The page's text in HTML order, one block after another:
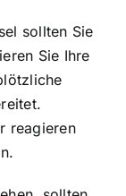
sollten Sie
Sie Ihre
reagieren